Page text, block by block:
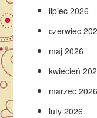
lipiec 2026
czerwiec
maj 2026
kwiecień
marzec 2026
luty 2026